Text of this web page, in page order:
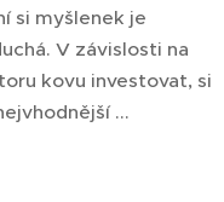
si myšlenek je
V závislosti na
kovu investovat, si
...